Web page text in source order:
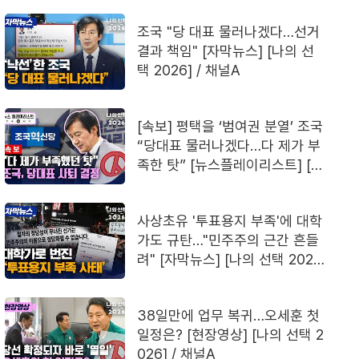
조국 "당 대표 물러나겠다…선거
결과 책임" [자막뉴스] [나의 선
택 2026] / 채널A
[속보] 평택을 ‘범여권 분열’ 조국
“당대표 물러나겠다…다 제가 부
족한 탓” [뉴스플레이리스트] [나
사상초유 '투표용지 부족'에 대학
가도 규탄…"민주주의 근간 흔들
려" [자막뉴스] [나의 선택 202
38일만에 업무 복귀…오세훈 첫
일정은? [현장영상] [나의 선택 2
026] / 채널A